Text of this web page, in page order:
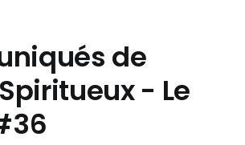
de
- Le